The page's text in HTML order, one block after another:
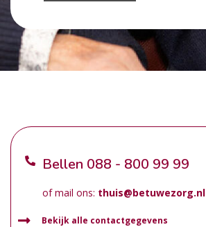
Bellen 088 - 800 99 99
of mail ons: thuis@betuwezorg.nl
Bekijk alle contactgegevens